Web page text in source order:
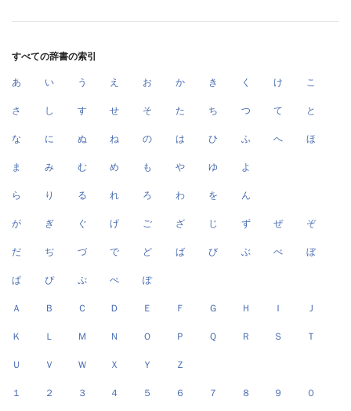
すべての辞書の索引
あ い う え お か き く け こ
さ し す せ そ た ち つ て と
な に ぬ ね の は ひ ふ へ ほ
ま み む め も や ゆ よ
ら り る れ ろ わ を ん
が ぎ ぐ げ ご ざ じ ず ぜ ぞ
だ ぢ づ で ど ば び ぶ べ ぼ
ぱ ぴ ぷ ぺ ぽ
Ａ Ｂ Ｃ Ｄ Ｅ Ｆ Ｇ Ｈ Ｉ Ｊ
Ｋ Ｌ Ｍ Ｎ Ｏ Ｐ Ｑ Ｒ Ｓ Ｔ
Ｕ Ｖ Ｗ Ｘ Ｙ Ｚ
１ ２ ３ ４ ５ ６ ７ ８ ９ ０